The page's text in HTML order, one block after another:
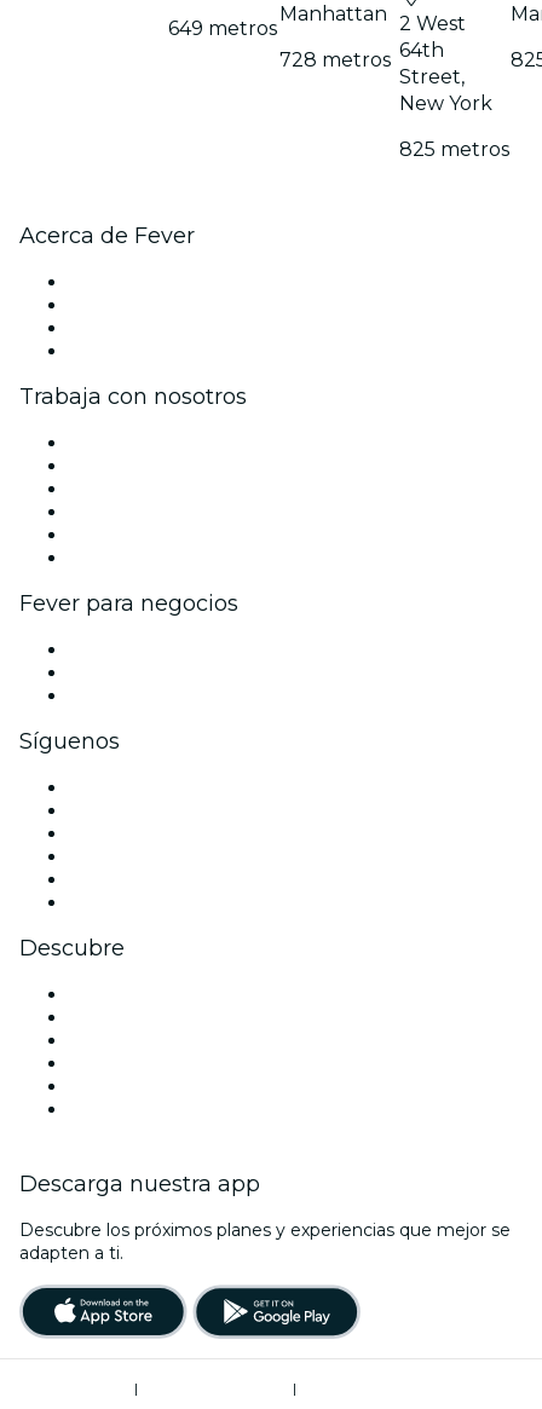
649 metros
Manhattan
728 metros
2 West
64th
Street,
New York
825 metros
Acerca de Fever
Trabaja con nosotros
Fever para negocios
Síguenos
Descubre
Descarga nuestra app
Descubre los próximos planes y experiencias que mejor se
adapten a ti.
|
|